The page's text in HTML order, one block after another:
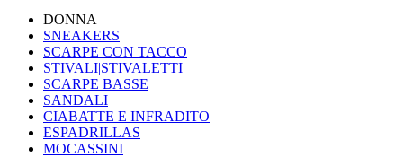
DONNA
SNEAKERS
SCARPE CON TACCO
STIVALI|STIVALETTI
SCARPE BASSE
SANDALI
CIABATTE E INFRADITO
ESPADRILLAS
MOCASSINI